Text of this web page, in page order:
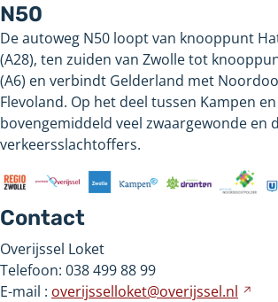
N50
De autoweg N50 loopt van knooppunt
(A28), ten zuiden van Zwolle tot
(A6) en verbindt Gelderland met
Flevoland. Op het deel tussen Kampen
bovengemiddeld veel zwaargewonde en
verkeersslachtoffers.
Contact
Overijssel Loket
Telefoon: 038 499 88 99
E-mail : overijsselloket@overijssel.nl